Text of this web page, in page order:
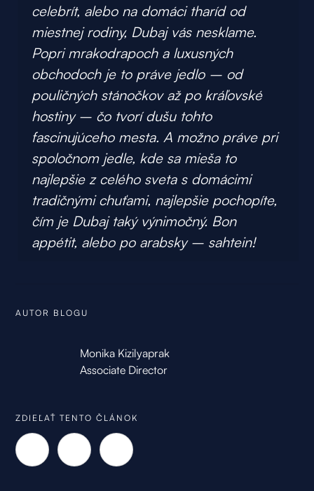
ZDIEĽAŤ TENTO ČLÁNOK
celebrít, alebo na domáci tharíd od
miestnej rodiny, Dubaj vás nesklame.
Popri mrakodrapoch a luxusných
obchodoch je to práve jedlo – od
pouličných stánočkov až po kráľovské
hostiny – čo tvorí dušu tohto
fascinujúceho mesta. A možno práve pri
spoločnom jedle, kde sa mieša to
najlepšie z celého sveta s domácimi
tradičnými chuťami, najlepšie pochopíte,
čím je Dubaj taký výnimočný. Bon
appétit, alebo po arabsky – sahtein!
AUTOR BLOGU
Monika Kizilyaprak
Associate Director